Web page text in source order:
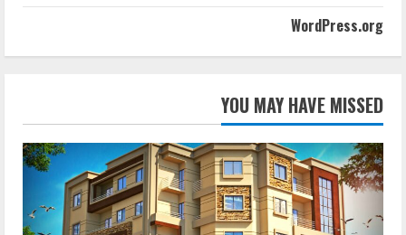
WordPress.org
YOU MAY HAVE MISSED